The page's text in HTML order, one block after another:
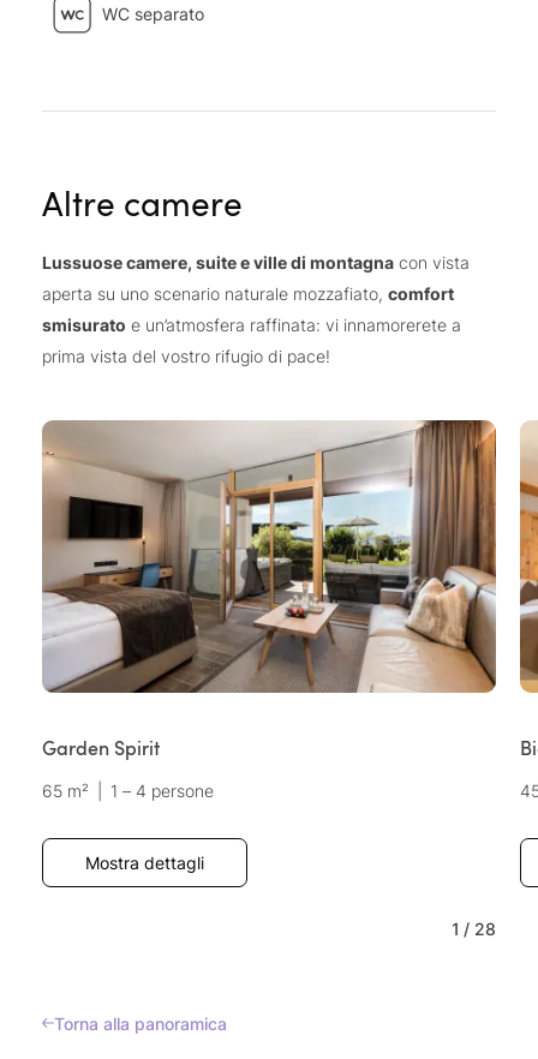
WC separato
Altre camere
Lussuose camere, suite e ville di montagna con vista
aperta su uno scenario naturale mozzafiato, comfort
smisurato e un’atmosfera raffinata: vi innamorerete a
prima vista del vostro rifugio di pace!
Garden Spirit
65 m² 1 – 4 persone
Mostra dettagli
1 / 28
Torna alla panoramica